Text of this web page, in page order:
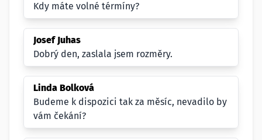
Kdy máte volné térmíny?
Josef Juhas
Dobrý den, zaslala jsem rozměry.
Linda Bolková
Budeme k dispozici tak za měsíc, nevadilo by
vám čekání?